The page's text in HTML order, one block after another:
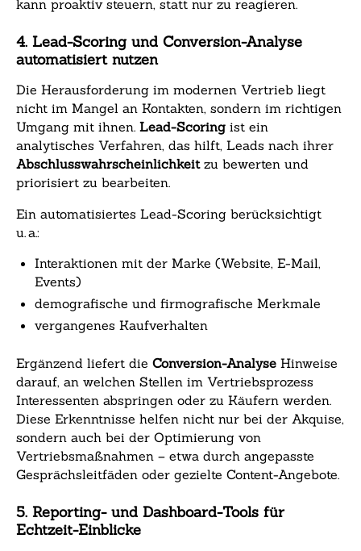
kann proaktiv steuern, statt nur zu reagieren.
4. Lead-Scoring und Conversion-Analyse
automatisiert nutzen
Die Herausforderung im modernen Vertrieb liegt
nicht im Mangel an Kontakten, sondern im richtigen
Umgang mit ihnen. Lead-Scoringist ein
analytisches Verfahren, das hilft, Leads nach ihrer
Abschlusswahrscheinlichkeit zu bewerten und
priorisiert zu bearbeiten.
Ein automatisiertes Lead-Scoring berücksichtigt
u. a.:
Interaktionen mit der Marke (Website, E-Mail,
Events)
demografische und firmografische Merkmale
vergangenes Kaufverhalten
Ergänzend liefert die Conversion-AnalyseHinweise
darauf, an welchen Stellen im Vertriebsprozess
Interessenten abspringen oder zu Käufern werden.
Diese Erkenntnisse helfen nicht nur bei der Akquise,
sondern auch bei der Optimierung von
Vertriebsmaßnahmen – etwa durch angepasste
Gesprächsleitfäden oder gezielte Content-Angebote.
5. Reporting- und Dashboard-Tools für
Echtzeit-Einblicke